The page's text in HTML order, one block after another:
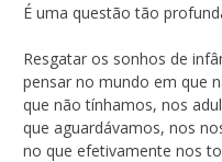
É uma questão tão
Resgatar os sonhos de
pensar no mundo em que
que não tínhamos, nos
que aguardávamos, nos
no que efetivamente nos